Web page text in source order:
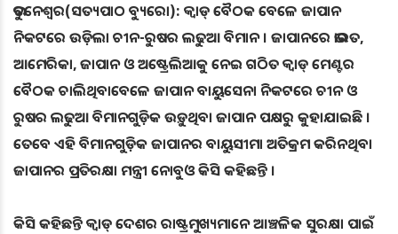
ଭୁବନେଶ୍ୱର(ସତ୍ୟପାଠ ବ୍ୟୁରୋ): କ୍ବାଡ୍ ବୈଠକ ବେଳେ ଜାପାନ
ନିକଟରେ ଉଡ଼ିଲା ଚୀନ-ରୁଷର ଲଢୁଆ ବିମାନ । ଜାପାନରେ ଭାରତ,
ଆମେରିକା, ଜାପାନ ଓ ଅଷ୍ଟ୍ରେଲିଆକୁ ନେଇ ଗଠିତ କ୍ବାଡ୍ ମେଣ୍ଟର
ବୈଠକ ଚାଲିଥିବାବେଳେ ଜାପାନ ବାୟୁସେନା ନିକଟରେ ଚୀନ ଓ
ରୁଷର ଲଢୁଆ ବିମାନଗୁଡ଼ିକ ଉଡ଼ୁଥିବା ଜାପାନ ପକ୍ଷରୁ କୁହାଯାଇଛି ।
ତେବେ ଏହି ବିମାନଗୁଡ଼ିକ ଜାପାନର ବାୟୁସୀମା ଅତିକ୍ରମ କରିନଥିବା
ଜାପାନର ପ୍ରତିରକ୍ଷା ମନ୍ତ୍ରୀ ନୋବୁଓ କିସି କହିଛନ୍ତି ।
କିସି କହିଛନ୍ତି କ୍ବାଡ୍ ଦେଶର ରାଷ୍ଟ୍ରମୁଖ୍ୟମାନେ ଆଞ୍ଚଳିକ ସୁରକ୍ଷା ପାଇଁ